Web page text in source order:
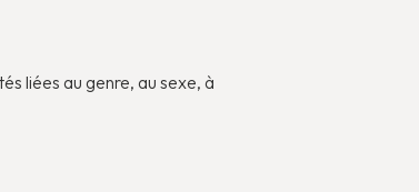
liées au genre, au sexe, à